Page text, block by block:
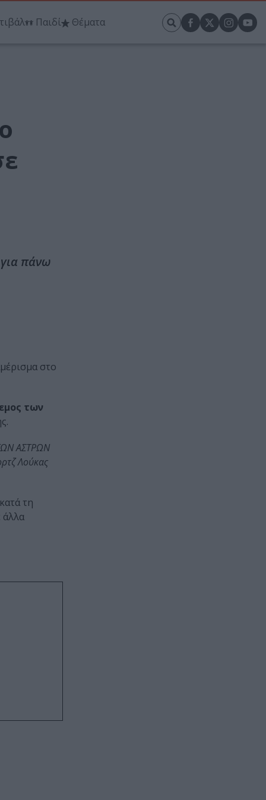
Παιδί Θέματα
πάνω
στο
των
ΑΣΤΡΩΝ
Λούκας
τη
άλλα